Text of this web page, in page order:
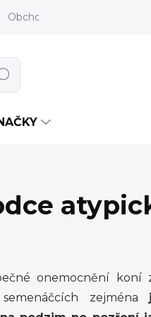
Obchodní podmínky
onemocnění koní
zejména